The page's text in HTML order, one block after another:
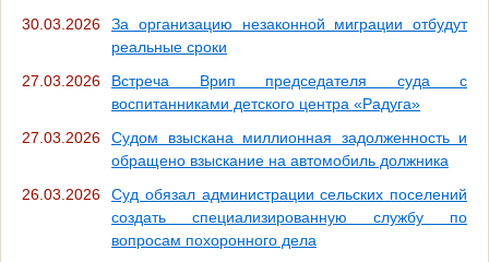
30.03.2026
За организацию незаконной миграции отбудут
реальные сроки
27.03.2026
Встреча Врип председателя суда с
воспитанниками детского центра «Радуга»
27.03.2026
Судом взыскана миллионная задолженность и
обращено взыскание на автомобиль должника
26.03.2026
Суд обязал администрации сельских поселений
создать специализированную службу по
вопросам похоронного дела